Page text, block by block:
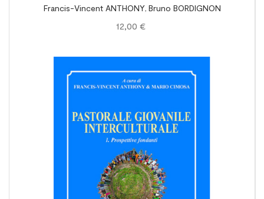
teologico-pratica della sua esperienza
educativa
Francis-Vincent ANTHONY, Bruno BORDIGNON
12,00 €